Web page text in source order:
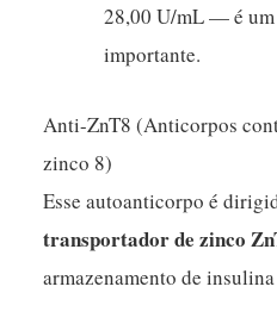
28,00 U/mL — é um
importante.
Anti-ZnT8 (Anticorpos
zinco 8)
Esse autoanticorpo é
transportador de zinco
armazenamento de